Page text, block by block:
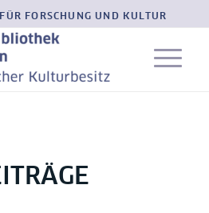
FORSCHUNG UND KULTUR